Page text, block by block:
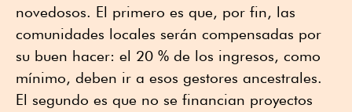
novedosos. El primero es que, por fin, las
comunidades locales serán compensadas por
su buen hacer: el 20 % de los ingresos, como
mínimo, deben ir a esos gestores ancestrales.
El segundo es que no se financian proyectos